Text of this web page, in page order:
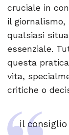
cruciale in
il giornalismo,
qualsiasi
essenziale.
questa
vita,
critiche o
il